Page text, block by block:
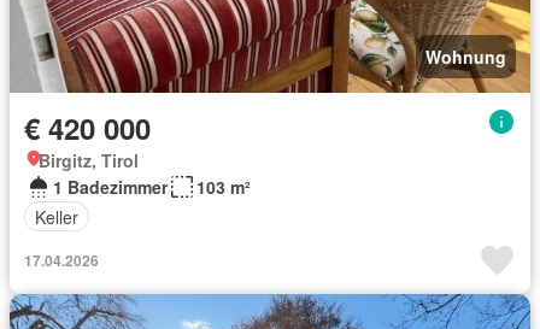
Wohnung
€ 420 000
Birgitz, Tirol
1 Badezimmer
103 m²
Keller
17.04.2026